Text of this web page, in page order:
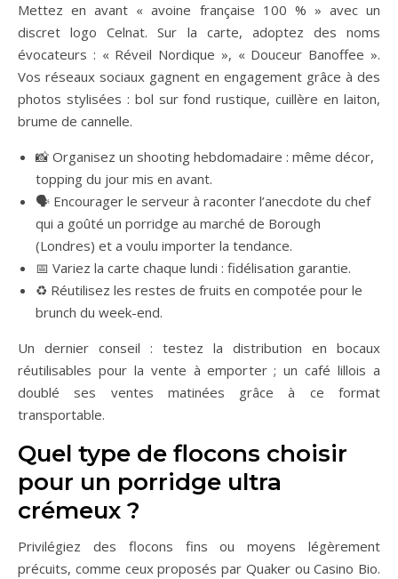
Mettez en avant « avoine française 100 % » avec un
discret logo Celnat. Sur la carte, adoptez des noms
évocateurs : « Réveil Nordique », « Douceur Banoffee ».
Vos réseaux sociaux gagnent en engagement grâce à des
photos stylisées : bol sur fond rustique, cuillère en laiton,
brume de cannelle.
📸 Organisez un shooting hebdomadaire : même décor,
topping du jour mis en avant.
🗣️ Encourager le serveur à raconter l’anecdote du chef
qui a goûté un porridge au marché de Borough
(Londres) et a voulu importer la tendance.
📅 Variez la carte chaque lundi : fidélisation garantie.
♻️ Réutilisez les restes de fruits en compotée pour le
brunch du week-end.
Un dernier conseil : testez la distribution en bocaux
réutilisables pour la vente à emporter ; un café lillois a
doublé ses ventes matinées grâce à ce format
transportable.
Quel type de flocons choisir
pour un porridge ultra
crémeux ?
Privilégiez des flocons fins ou moyens légèrement
précuits, comme ceux proposés par Quaker ou Casino Bio.